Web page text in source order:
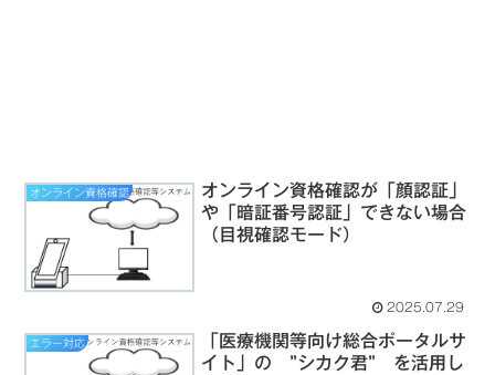
オンライン資格確認
オンライン資格確認が「顔認証」
や「暗証番号認証」できない場合
（目視確認モード）
2025.07.29
エラー対応
「医療機関等向け総合ポータルサ
イト」の ”シカク君” を活用し